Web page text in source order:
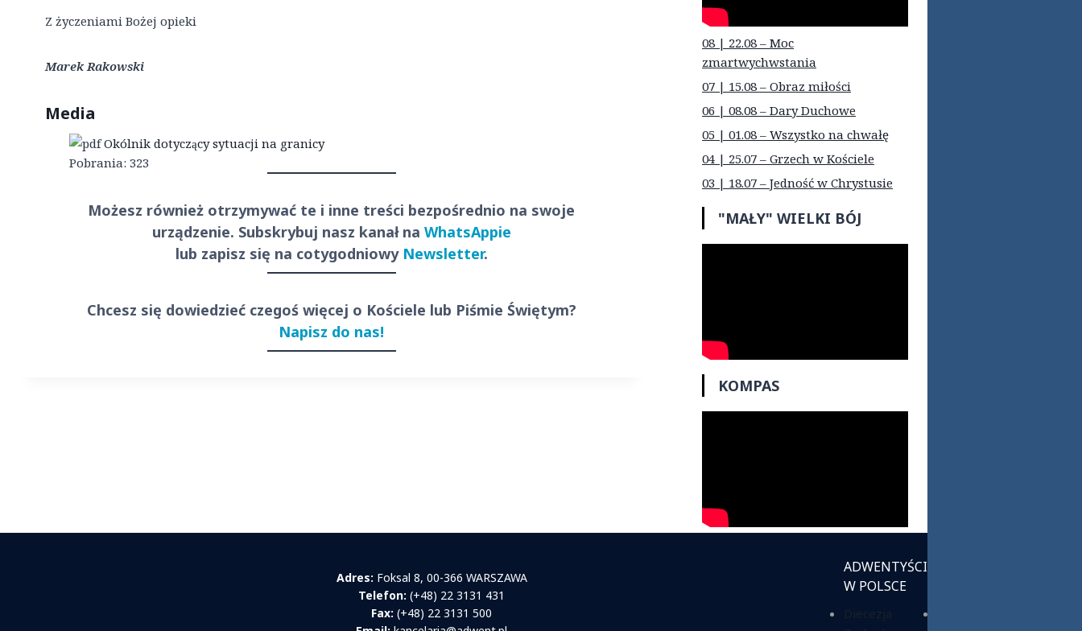
Z życzeniami Bożej opieki
Marek Rakowski
Media
Okólnik dotyczący sytuacji na granicy
Pobrania: 323
Możesz również otrzymywać te i inne treści bezpośrednio na swoje
urządzenie. Subskrybuj nasz kanał na WhatsAppie
lub zapisz się na cotygodniowy Newsletter.
Chcesz się dowiedzieć czegoś więcej o Kościele lub Piśmie Świętym?
Napisz do nas!
08 | 22.08 – Moc
zmartwychwstania
07 | 15.08 – Obraz miłości
06 | 08.08 – Dary Duchowe
05 | 01.08 – Wszystko na chwałę
04 | 25.07 – Grzech w Kościele
03 | 18.07 – Jedność w Chrystusie
"MAŁY" WIELKI BÓJ
KOMPAS
Adres: Foksal 8, 00-366 WARSZAWA
Telefon: (+48) 22 3131 431
Fax: (+48) 22 3131 500
ADWENTYŚCI
W POLSCE